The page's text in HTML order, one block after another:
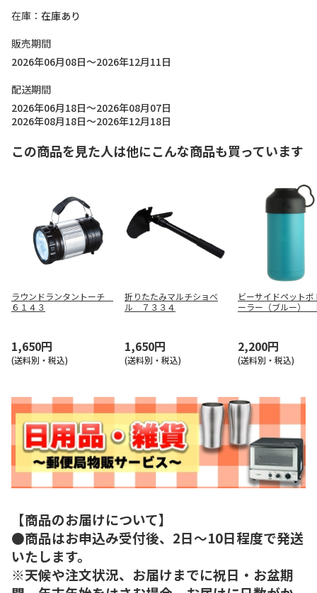
在庫
在庫あり
販売期間
2026年06月08日～2026年12月11日
配送期間
2026年06月18日～2026年08月07日
2026年08月18日～2026年12月18日
この商品を見た人は他にこんな商品も買っています
ラウンドランタントーチ
６１４３
1,650円
(送料別・税込)
折りたたみマルチショベ
ル ７３３４
1,650円
(送料別・税込)
ビーサイドペットボ
ーラー（ブルー）
2,200円
(送料別・税込)
【商品のお届けについて】
●商品はお申込み受付後、2日～10日程度で発送
いたします。
※天候や注文状況、お届けまでに祝日・お盆期